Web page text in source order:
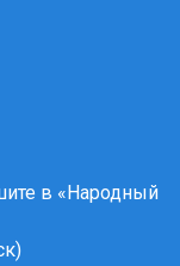
в «Народный